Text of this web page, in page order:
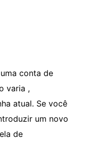
conta de
varia ,
atual. Se você
um novo
de